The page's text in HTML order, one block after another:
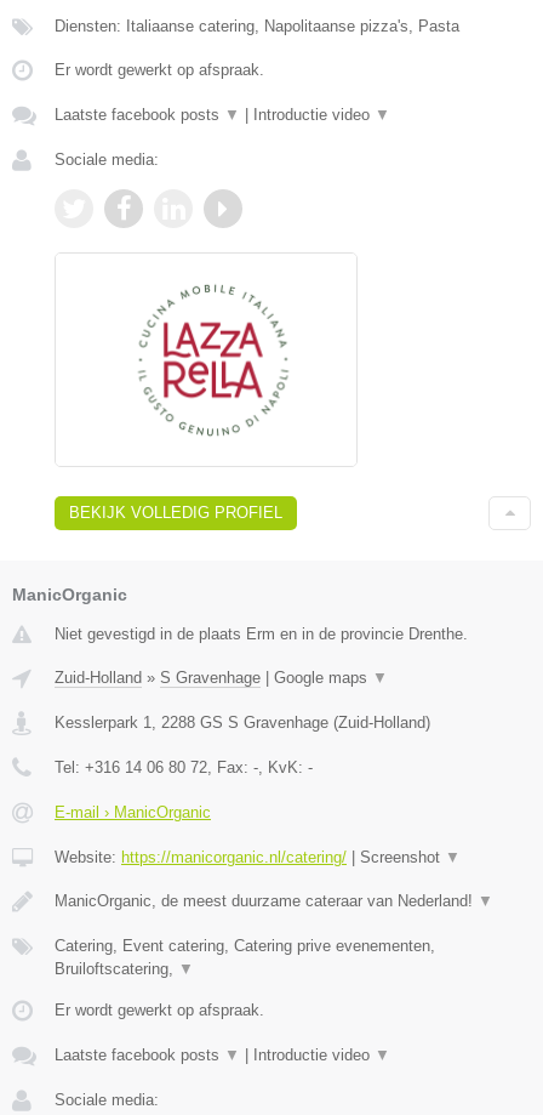
Diensten: Italiaanse catering, Napolitaanse pizza's, Pasta
Er wordt gewerkt op afspraak.
Laatste facebook posts ▼ Introductie video ▼
Sociale media:
BEKIJK VOLLEDIG PROFIEL
ManicOrganic
Niet gevestigd in de plaats Erm en in de provincie Drenthe.
Zuid-Holland » S Gravenhage Google maps ▼
Kesslerpark 1 2288 GS S Gravenhage (Zuid-Holland)
Tel: +316 14 06 80 72 , Fax: - , KvK: -
E-mail › ManicOrganic
Website: https://manicorganic.nl/catering/ Screenshot ▼
ManicOrganic, de meest duurzame cateraar van Nederland! ▼
Catering, Event catering, Catering prive evenementen,
Bruiloftscatering,
▼
Er wordt gewerkt op afspraak.
Laatste facebook posts ▼ Introductie video ▼
Sociale media: